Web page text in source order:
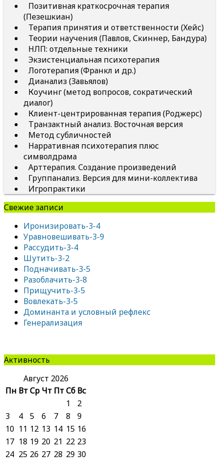
Позитивная краткосрочная терапия
(Пезешкиан)
Терапия принятия и ответственности (Хейс)
Теории научения (Павлов, Скиннер, Бандура)
НЛП: отдельные техники
Экзистенциальная психотерапия
Логотерапия (Франкл и др.)
Дианализ (Завьялов)
Коучинг (метод вопросов, сократический
диалог)
Клиент-центрированная терапия (Роджерс)
Транзактный анализ. Восточная версия
Метод субличностей
Нарративная психотерапия плюс
символдрама
Арттерапия. Создание произведений
Группанализ. Версия для мини-коллектива
Игропрактики
Свежие записи
Иронизировать-3-4
Уравновешивать-3-9
Рассудить-3-4
Шутить-3-2
Подначивать-3-5
Разоблачить-3-8
Прищучить-3-5
Вовлекать-3-5
Доминанта и условный рефлекс
Генерализация
Активность
Август 2026
Пн ВтСр Чт ПтСб Вс
1
2
3
4 5 6 7 8
9
10 11 12 13 14 15 16
17 18 19 20 21 22 23
24 25 26 27 28 29 30